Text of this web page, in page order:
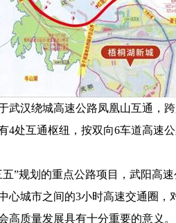
武汉绕城高速公路凤凰山互通，
4处互通枢纽，按双向6车道高速
”规划的重点公路项目，武阳高
心城市之间的3小时高速交通圈
高质量发展具有十分重要的意义。